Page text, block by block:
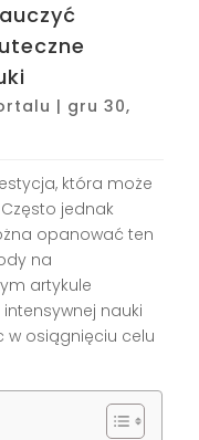
| gru 30,
która może
jednak
opanować ten
na
artykule
nauki
osiągnięciu celu